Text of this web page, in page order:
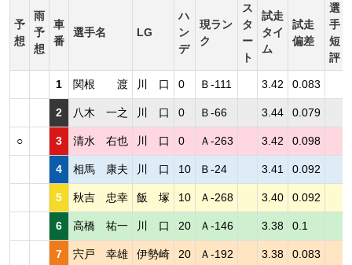
予
想
雨
予
想
車
番
選手名 LG
ハ
ン
デ
現ラン
ク
ス
タ
ー
ト
試走
タイ
ム
試走
偏差
選
手
短
評
1 関根 渡 川 口 0 Ｂ-111 3.42 0.083
2 八木 一之 川 口 0 Ｂ-66 3.44 0.079
○ 3 清水 右也 川 口 0 Ａ-263 3.42 0.098
4 相馬 康夫 川 口 10 Ｂ-24 3.41 0.092
5 秋吉 忠幸 飯 塚 10 Ａ-268 3.40 0.092
6 高橋 祐一 川 口 20 Ａ-146 3.38 0.1
7 宍戸 幸雄 伊勢崎 20 Ａ-192 3.38 0.083